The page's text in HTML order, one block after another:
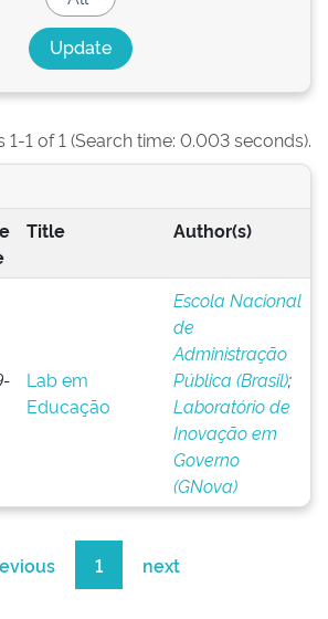
1-1 of 1 (Search time: 0.003 seconds).
Title Author(s)
Lab em
Educação
Escola Nacional
de
Administração
Pública (Brasil);
Laboratório de
Inovação em
Governo
(GNova)
1 next